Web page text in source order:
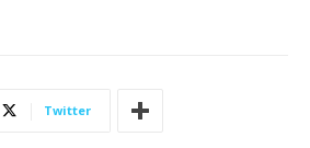
Twitter